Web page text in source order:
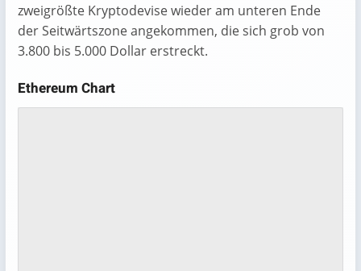
zweigrößte Kryptodevise wieder am unteren Ende
der Seitwärtszone angekommen, die sich grob von
3.800 bis 5.000 Dollar erstreckt.
Ethereum Chart